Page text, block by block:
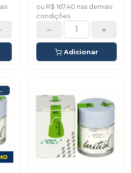
ou R$ 167,40 nas demais
condições
Adicionar
2026